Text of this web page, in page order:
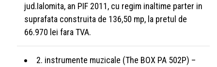
jud.Ialomita, an PIF 2011, cu regim inaltime parter in
suprafata construita de 136,50 mp, la pretul de
66.970 lei fara TVA.
2. instrumente muzicale (The BOX PA 502P) –